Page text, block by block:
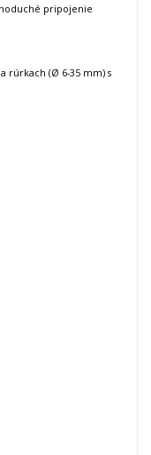
pripojenie
rúrkach (Ø 6-35 mm) s